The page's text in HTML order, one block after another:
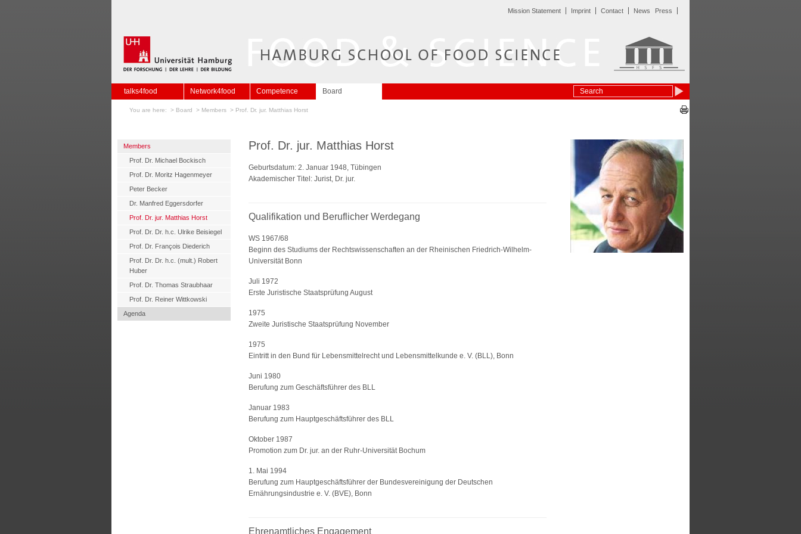
Mission Statement Imprint Contact News Press
talks4food Network4food Competence Board
You are here: > Board > Members > Prof. Dr. jur. Matthias Horst
Members
Prof. Dr. Michael Bockisch
Prof. Dr. Moritz Hagenmeyer
Peter Becker
Dr. Manfred Eggersdorfer
Prof. Dr. jur. Matthias Horst
Prof. Dr. Dr. h.c. Ulrike Beisiegel
Prof. Dr. François Diederich
Prof. Dr. Dr. h.c. (mult.) Robert
Huber
Prof. Dr. Thomas Straubhaar
Prof. Dr. Reiner Wittkowski
Agenda
Prof. Dr. jur. Matthias Horst
Geburtsdatum: 2. Januar 1948, Tübingen
Akademischer Titel: Jurist, Dr. jur.
Qualifikation und Beruflicher Werdegang
WS 1967/68
Beginn des Studiums der Rechtswissenschaften an der Rheinischen Friedrich-Wilhelm-
Universität Bonn
Juli 1972
Erste Juristische Staatsprüfung August
1975
Zweite Juristische Staatsprüfung November
1975
Eintritt in den Bund für Lebensmittelrecht und Lebensmittelkunde e. V. (BLL), Bonn
Juni 1980
Berufung zum Geschäftsführer des BLL
Januar 1983
Berufung zum Hauptgeschäftsführer des BLL
Oktober 1987
Promotion zum Dr. jur. an der Ruhr-Universität Bochum
1. Mai 1994
Berufung zum Hauptgeschäftsführer der Bundesvereinigung der Deutschen
Ernährungsindustrie e. V. (BVE), Bonn
Ehrenamtliches Engagement